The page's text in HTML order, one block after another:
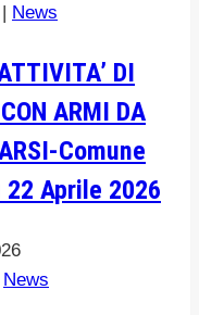
| News
DI
ARMI DA
Comune
Aprile 2026
News